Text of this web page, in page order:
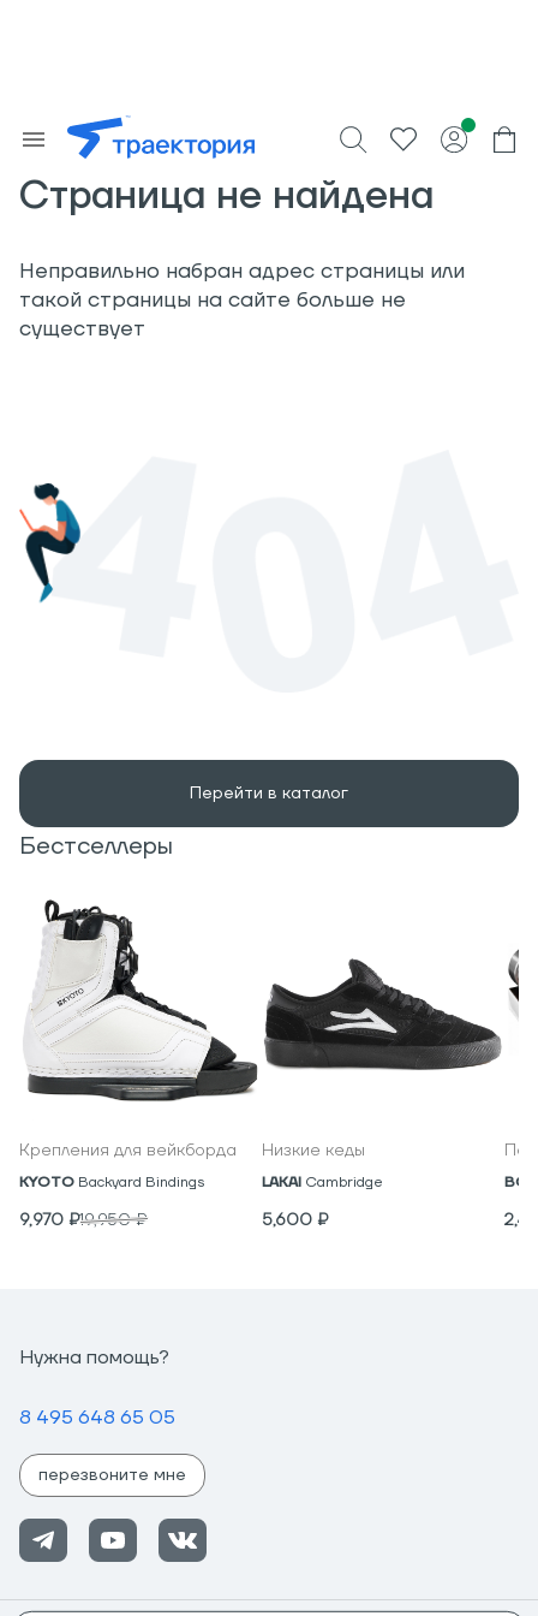
Страница не найдена
Неправильно набран адрес страницы или
такой страницы на сайте больше не
существует
Перейти в каталог
Бестселлеры
Крепления для вейкборда
KYOTO Backyard Bindings
9,970 ₽19,950₽
Низкие кеды
LAKAI Cambridge
5,600 ₽
Нужна помощь?
8 495 648 65 05
перезвоните мне